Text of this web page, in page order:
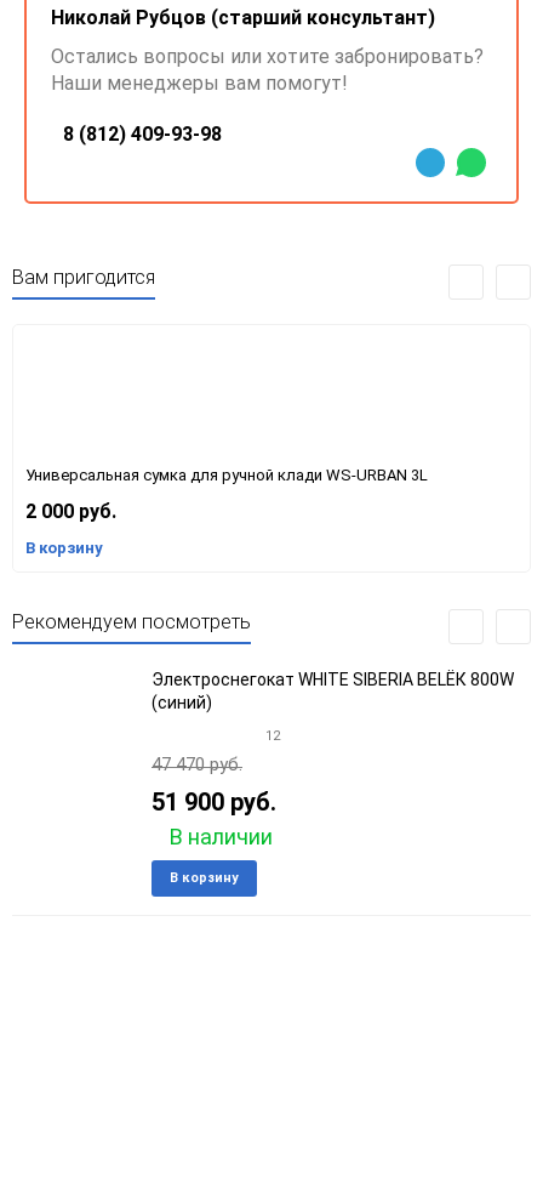
Николай Рубцов (старший консультант)
Остались вопросы или хотите забронировать?
Наши менеджеры вам помогут!
8 (812) 409-93-98
Вам пригодится
Универсальная сумка для ручной клади WS-URBAN 3L
2 000 руб.
В корзину
Рекомендуем посмотреть
Электроснегокат WHITE SIBERIA BELЁК 800W
(синий)
12
47 470 руб.
51 900 руб.
В наличии
В корзину